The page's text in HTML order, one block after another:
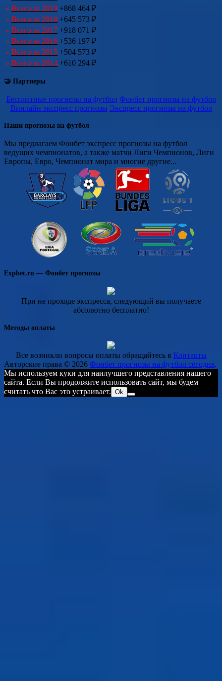
Всего за 2019 +868 464 ₽
Всего за 2018 +645 573 ₽
Всего за 2017 +918 071 ₽
Всего за 2016 +536 197 ₽
Всего за 2015 +504 573 ₽
Всего за 2014 +610 294 ₽
🤝 Партнеры
Бесплатные прогнозы на футбол Фонбет прогнозы на футбол
Винлайн экспресс прогнозы Экспресс прогнозы на футбол
Наши прогнозы на футбол
Мы предлагаем Фонбет экспресс прогнозы на футбол
ведущих чемпионатов, а также матчи Лиги Чемпионов, Лиги
Европы, Евро, Чемпионат мира и многие другие...
Expbet.ru — Фонбет прогнозы
При не проходе экспресса, следующий вы получаете
абсолютно бесплатно!
Методы оплаты
Все возникли вопросы оплаты обращайтесь в Контакты
Авторские права © 2026 Фонбет прогнозы на футбол сегодня.
Мы используем куки для наилучшего представления нашего
сайта. Если Вы продолжите использовать сайт, мы будем
считать что Вас это устраивает. Ok